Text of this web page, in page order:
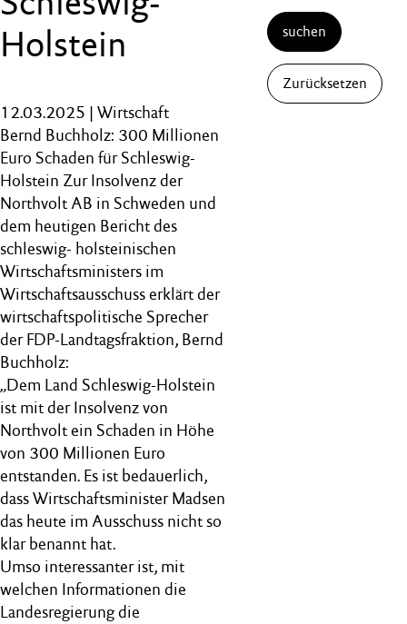
Holstein
12.03.2025 | Wirtschaft
Bernd Buchholz: 300 Millionen
Euro Schaden für Schleswig-
Holstein Zur Insolvenz der
Northvolt AB in Schweden und
dem heutigen Bericht des
schleswig- holsteinischen
Wirtschaftsministers im
Wirtschaftsausschuss erklärt der
wirtschaftspolitische Sprecher
der FDP-Landtagsfraktion, Bernd
Buchholz:
„Dem Land Schleswig-Holstein
ist mit der Insolvenz von
Northvolt ein Schaden in Höhe
von 300 Millionen Euro
entstanden. Es ist bedauerlich,
dass Wirtschaftsminister Madsen
das heute im Ausschuss nicht so
klar benannt hat.
Umso interessanter ist, mit
welchen Informationen die
Landesregierung die
suchen
Zurücksetzen